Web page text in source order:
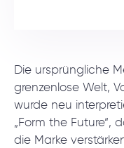
Die ursprüngliche
grenzenlose Welt,
wurde neu
„Form the Future“,
die Marke